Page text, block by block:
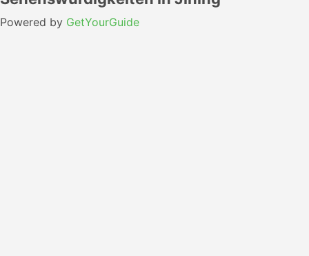
Powered by GetYourGuide